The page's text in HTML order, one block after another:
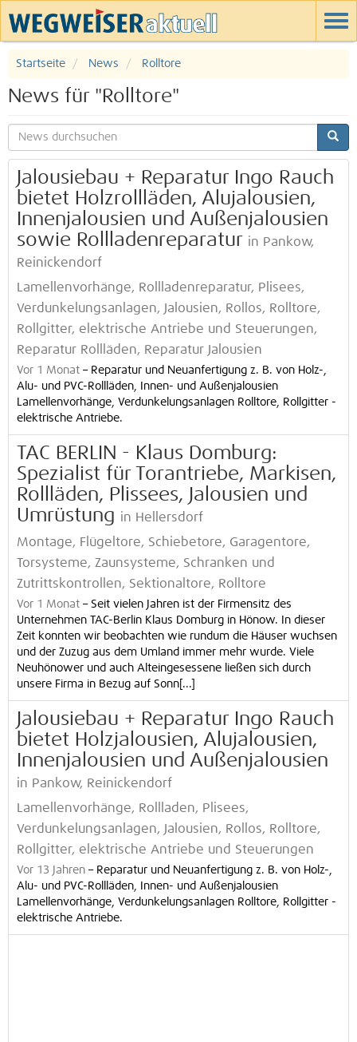
Startseite News Rolltore
News für "Rolltore"
Jalousiebau + Reparatur Ingo Rauch
bietet Holzrollläden, Alujalousien,
Innenjalousien und Außenjalousien
sowie Rollladenreparatur in Pankow,
Reinickendorf
Lamellenvorhänge, Rollladenreparatur, Plisees,
Verdunkelungsanlagen, Jalousien, Rollos, Rolltore,
Rollgitter, elektrische Antriebe und Steuerungen,
Reparatur Rollläden, Reparatur Jalousien
Vor 1 Monat – Reparatur und Neuanfertigung z. B. von Holz-,
Alu- und PVC-Rollläden, Innen- und Außenjalousien
Lamellenvorhänge, Verdunkelungsanlagen Rolltore, Rollgitter -
elektrische Antriebe.
TAC BERLIN - Klaus Domburg:
Spezialist für Torantriebe, Markisen,
Rollläden, Plissees, Jalousien und
Umrüstung in Hellersdorf
Montage, Flügeltore, Schiebetore, Garagentore,
Torsysteme, Zaunsysteme, Schranken und
Zutrittskontrollen, Sektionaltore, Rolltore
Vor 1 Monat – Seit vielen Jahren ist der Firmensitz des
Unternehmen TAC-Berlin Klaus Domburg in Hönow. In dieser
Zeit konnten wir beobachten wie rundum die Häuser wuchsen
und der Zuzug aus dem Umland immer mehr wurde. Viele
Neuhönower und auch Alteingesessene ließen sich durch
unsere Firma in Bezug auf Sonn[...]
Jalousiebau + Reparatur Ingo Rauch
bietet Holzjalousien, Alujalousien,
Innenjalousien und Außenjalousien
in Pankow, Reinickendorf
Lamellenvorhänge, Rollladen, Plisees,
Verdunkelungsanlagen, Jalousien, Rollos, Rolltore,
Rollgitter, elektrische Antriebe und Steuerungen
Vor 13 Jahren – Reparatur und Neuanfertigung z. B. von Holz-,
Alu- und PVC-Rollläden, Innen- und Außenjalousien
Lamellenvorhänge, Verdunkelungsanlagen Rolltore, Rollgitter -
elektrische Antriebe.